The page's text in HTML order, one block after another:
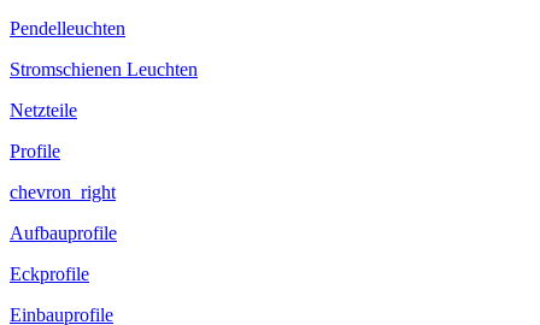
Pendelleuchten
Stromschienen Leuchten
Netzteile
Profile
chevron_right
Aufbauprofile
Eckprofile
Einbauprofile